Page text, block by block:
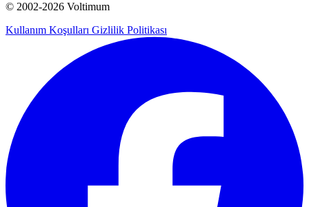
© 2002-2026 Voltimum
Kullanım Koşulları Gizlilik Politikası